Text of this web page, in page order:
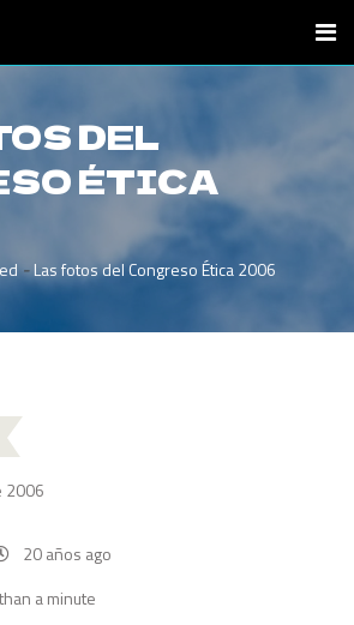
DEL
ÉTICA
-Las fotos del Congreso Ética 2006
2006
20 años ago
a minute